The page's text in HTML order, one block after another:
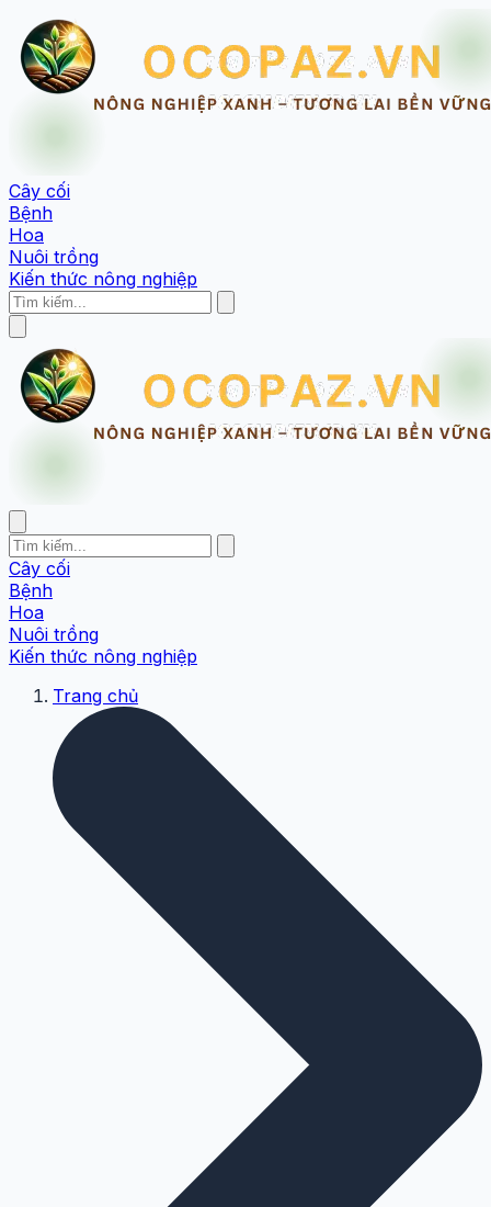
Cây cối
Bệnh
Hoa
Nuôi trồng
Kiến thức nông nghiệp
Cây cối
Bệnh
Hoa
Nuôi trồng
Kiến thức nông nghiệp
Trang chủ